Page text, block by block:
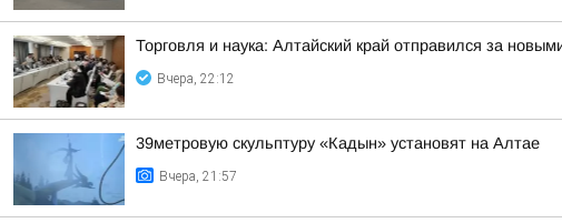
Торговля и наука: Алтайский край отправился за
Вчера, 22:12
39метровую скульптуру «Кадын» установят на Алтае
Вчера, 21:57